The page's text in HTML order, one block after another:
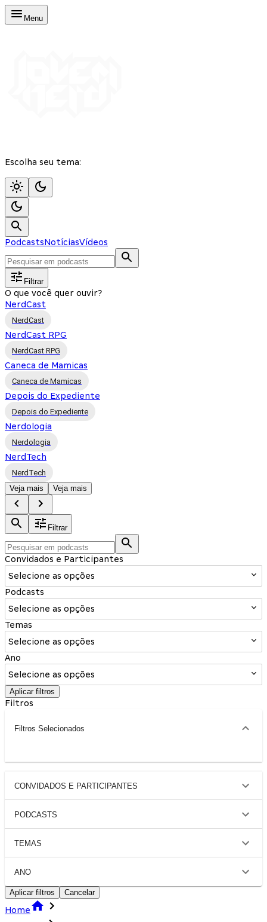
Menu
Escolha seu tema:
PodcastsNotíciasVídeos
Filtrar
O que você quer ouvir?
NerdCast
NerdCast
NerdCast RPG
NerdCast RPG
Caneca de Mamicas
Caneca de Mamicas
Depois do Expediente
Depois do Expediente
Nerdologia
Nerdologia
NerdTech
NerdTech
Veja mais
Veja mais
Filtrar
Convidados e Participantes
Selecione as opções
Podcasts
Selecione as opções
Temas
Selecione as opções
Ano
Selecione as opções
Aplicar filtros
Filtros
Filtros Selecionados
CONVIDADOS E PARTICIPANTES
PODCASTS
TEMAS
ANO
Aplicar filtros Cancelar
Home